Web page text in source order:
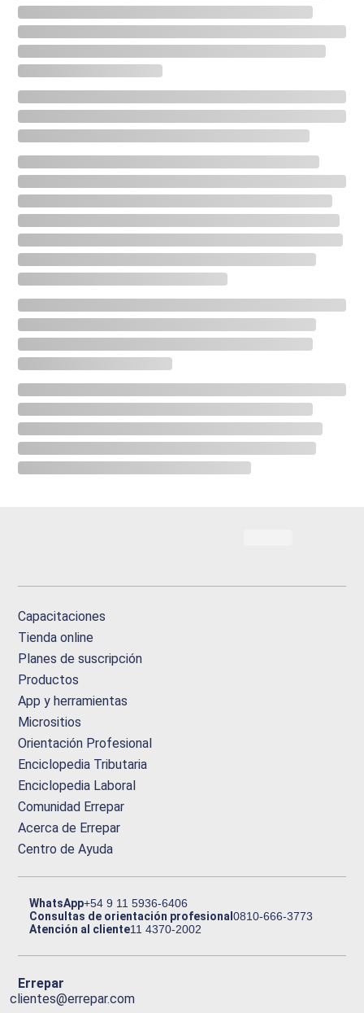
Capacitaciones
Tienda online
Planes de suscripción
Productos
App y herramientas
Micrositios
Orientación Profesional
Enciclopedia Tributaria
Enciclopedia Laboral
Comunidad Errepar
Acerca de Errepar
Centro de Ayuda
WhatsApp+54 9 11 5936-6406
Consultas de orientación profesional0810-666-3773
Atención al cliente11 4370-2002
Errepar
clientes@errepar.com